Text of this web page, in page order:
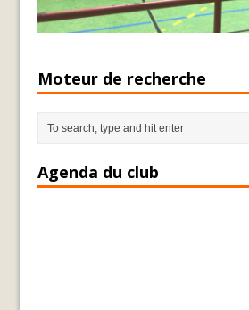
Moteur de recherche
Agenda du club